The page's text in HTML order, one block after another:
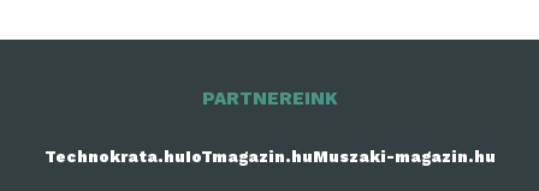
PARTNEREINK
Technokrata.huIoTmagazin.huMuszaki-magazin.hu